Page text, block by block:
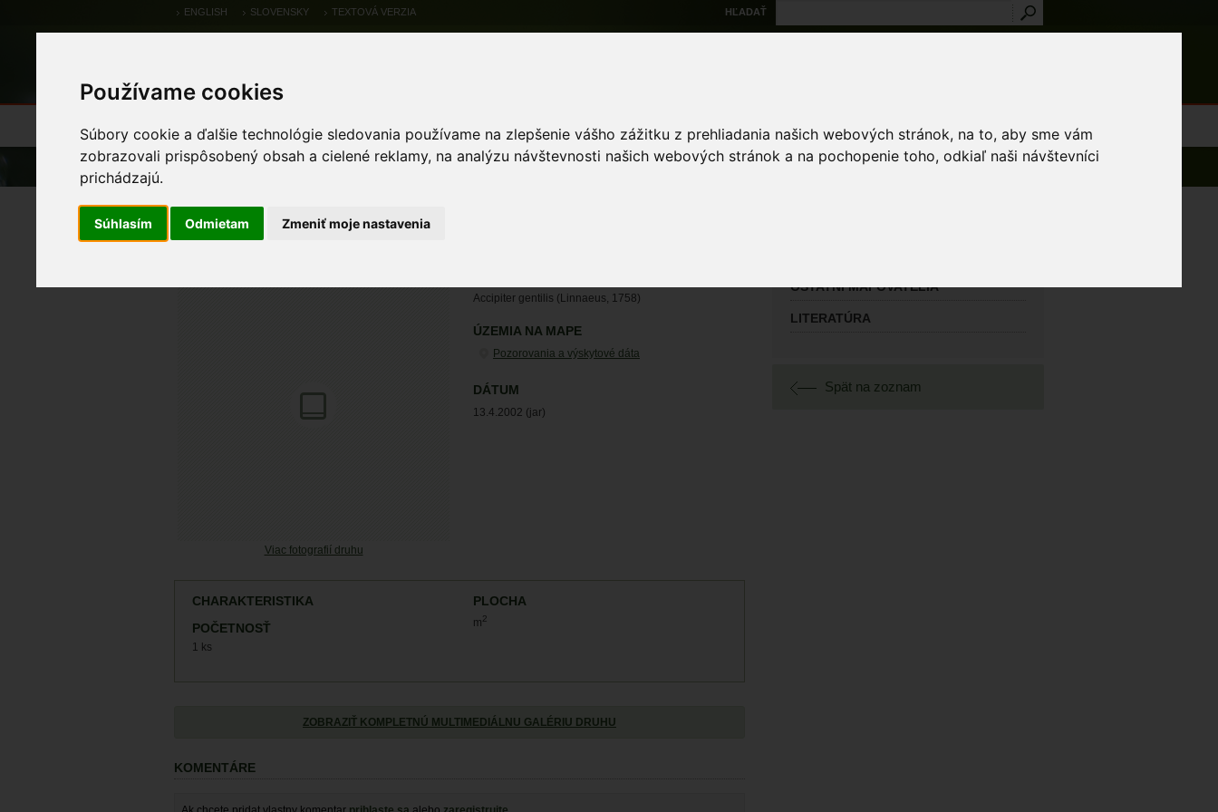
Používame cookies
Súbory cookie a ďalšie technológie sledovania používame na zlepšenie vášho zážitku z prehliadania našich webových stránok, na to, aby sme vám
zobrazovali prispôsobený obsah a cielené reklamy, na analýzu návštevnosti našich webových stránok a na pochopenie toho, odkiaľ naši návštevníci
prichádzajú.
Súhlasím Odmietam Zmeniť moje nastavenia
ENGLISH SLOVENSKY TEXTOVÁ VERZIA HĽADAŤ
Výsledky monitoringu Pozorovania a výskytové dáta Chránené územia Žiadosti a výnimky
Úvod Pozorovania a výskytové dáta Zoologické záznamy
jastrab veľký
Viac fotografií druhu
Accipiter gentilis (Linnaeus, 1758)
ÚZEMIA NA MAPE
Pozorovania a výskytové dáta
DÁTUM
13.4.2002 (jar)
CHARAKTERISTIKA PLOCHA
m2
POČETNOSŤ
1 ks
ZOBRAZIŤ KOMPLETNÚ MULTIMEDIÁLNU GALÉRIU DRUHU
KOMENTÁRE
OSTATNÍ MAPOVATELIA
LITERATÚRA
Spät na zoznam